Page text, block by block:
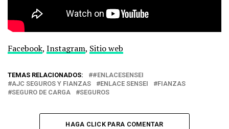
Facebook, Instagram, Sitio web
TEMAS RELACIONADOS:
#ENLACESENSEI
AJC SEGUROS Y FIANZAS
ENLACE SENSEI
FIANZAS
SEGURO DE CARGA
SEGUROS
HAGA CLICK PARA COMENTAR